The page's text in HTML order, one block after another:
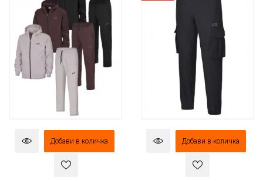
Добави в количка Добави в количка